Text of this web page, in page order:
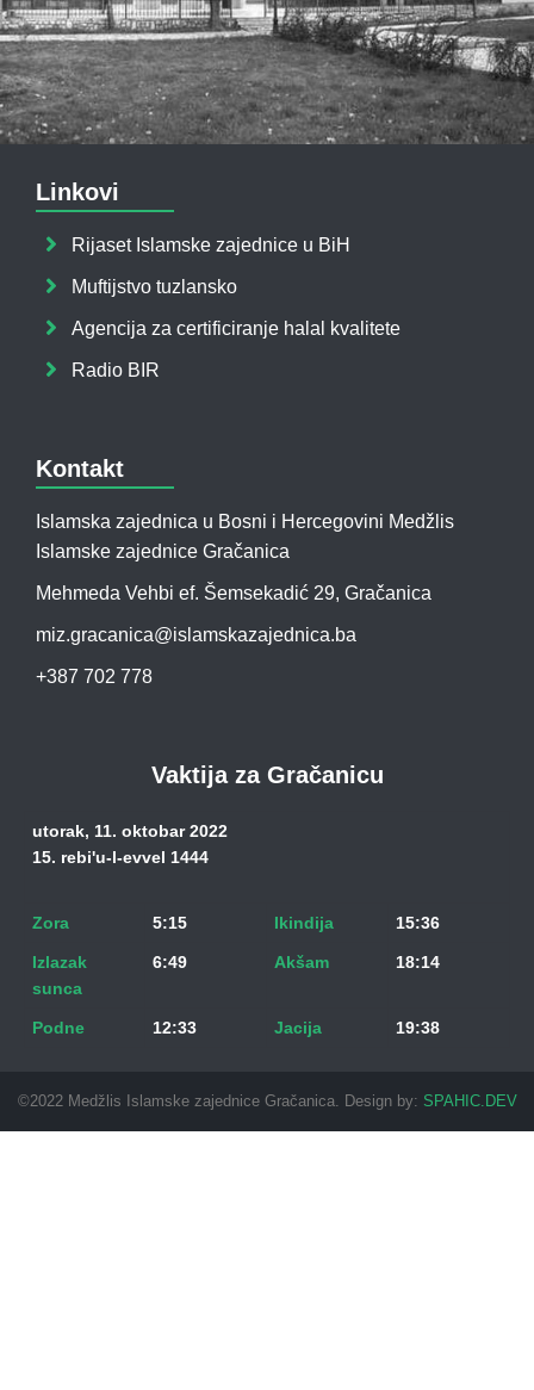
Linkovi
Rijaset Islamske zajednice u BiH
Muftijstvo tuzlansko
Agencija za certificiranje halal kvalitete
Radio BIR
Kontakt
Islamska zajednica u Bosni i Hercegovini Medžlis
Islamske zajednice Gračanica
Mehmeda Vehbi ef. Šemsekadić 29, Gračanica
miz.gracanica@islamskazajednica.ba
+387 702 778
Vaktija za Gračanicu
utorak, 11. oktobar 2022
15. rebi'u-l-evvel 1444
Zora 5:15 Ikindija 15:36
Izlazak
sunca
6:49 Akšam 18:14
Podne 12:33 Jacija 19:38
©2022 Medžlis Islamske zajednice Gračanica. Design by: SPAHIC.DEV